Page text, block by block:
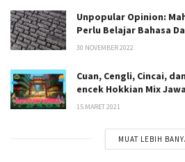
Unpopular Opinion:
Perlu Belajar Bahasa
30 NOVEMBER 2022
Cuan, Cengli, Cincai,
encek Hokkian Mix
15 MARET 2021
MUAT LEBIH